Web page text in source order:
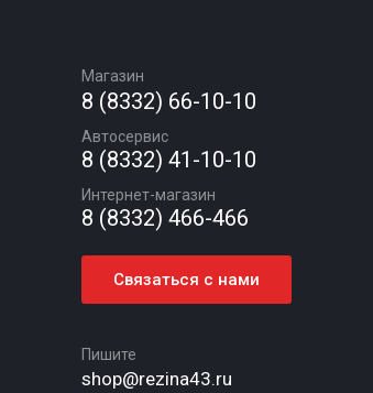
Магазин
8 (8332) 66-10-10
Автосервис
8 (8332) 41-10-10
Интернет-магазин
8 (8332) 466-466
Связаться с нами
Пишите
shop@rezina43.ru